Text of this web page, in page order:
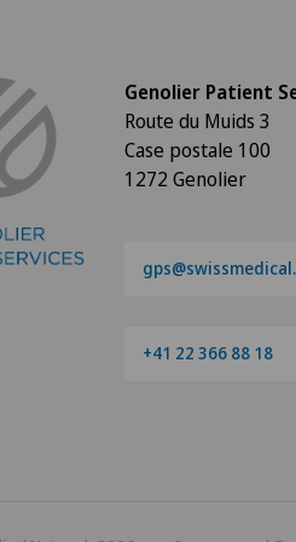
Genolier Patient
Route du Muids 3
Case postale 100
1272 Genolier
+41 22 366 88 18